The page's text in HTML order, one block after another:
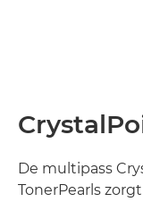
De multipass
TonerPearls